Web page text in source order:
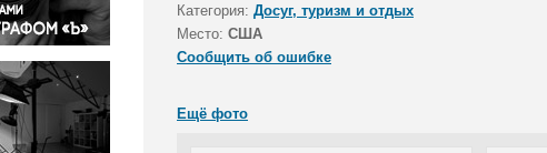
и конфликты
Категория: Досуг, туризм и отдых
Место: США
Сообщить об ошибке
Ещё фото